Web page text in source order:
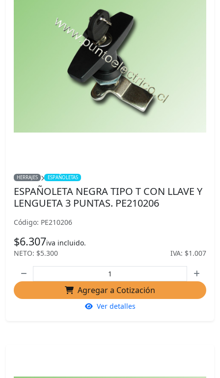
HERRAJES ESPAÑOLETAS
ESPAÑOLETA NEGRA TIPO T CON LLAVE Y
LENGUETA 3 PUNTAS. PE210206
Código: PE210206
$6.307iva incluido.
NETO: $5.300
IVA: $1.007
Agregar a Cotización
Ver detalles